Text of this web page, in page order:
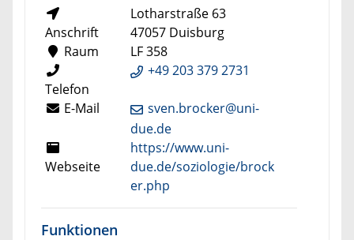
Anschrift
Lotharstraße 63
47057 Duisburg
Raum
LF 358
Telefon
+49 203 379 2731
E-Mail
sven.brocker@uni-
due.de
Webseite
https://www.uni-
due.de/soziologie/brock
er.php
Funktionen